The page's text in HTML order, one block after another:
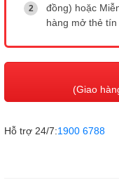
đồng) hoặc
hàng mở thẻ
(Giao
Hỗ trợ 24/7:1900 6788